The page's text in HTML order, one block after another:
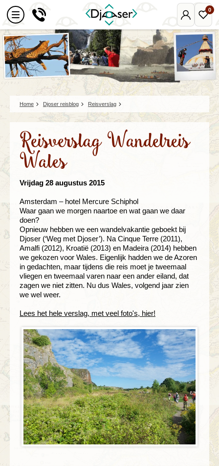
Mijn
Djoser
0
Home Djoser reisblog Reisverslag
Reisverslag Wandelreis
Wales
Vrijdag 28 augustus 2015
Amsterdam – hotel Mercure Schiphol
Waar gaan we morgen naartoe en wat gaan we daar
doen?
Opnieuw hebben we een wandelvakantie geboekt bij
Djoser (‘Weg met Djoser’). Na Cinque Terre (2011),
Amalfi (2012), Kroatië (2013) en Madeira (2014) hebben
we gekozen voor Wales. Eigenlijk hadden we de Azoren
in gedachten, maar tijdens die reis moet je tweemaal
vliegen en tweemaal varen naar een ander eiland, dat
zagen we niet zitten. Nu dus Wales, volgend jaar zien
we wel weer.
Lees het hele verslag, met veel foto's, hier!